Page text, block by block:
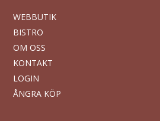
WEBBUTIK
BISTRO
OM OSS
KONTAKT
LOGIN
ÅNGRA KÖP